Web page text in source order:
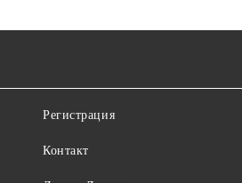
Регистрация
Контакт